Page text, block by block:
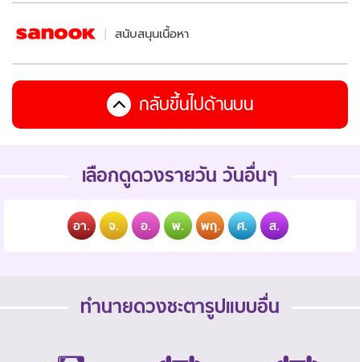
สนับสนุนเนื้อหา
กลับขึ้นไปด้านบน
เลือกดูดวงรายวัน วันอื่นๆ
อา. จ. อ. พ. พฤ. ศ. ส.
ทำนายดวงชะตารูปแบบอื่น